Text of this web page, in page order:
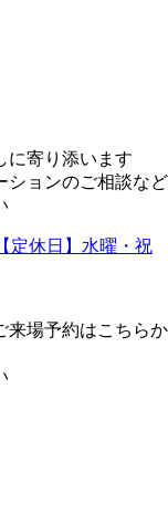
に寄り添います
ションのご相談など
定休日】水曜・祝
来場予約はこちらか